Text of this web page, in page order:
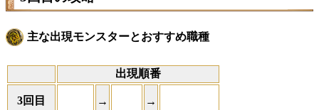
主な出現モンスターとおすすめ職種
出現順番
3回目 → →